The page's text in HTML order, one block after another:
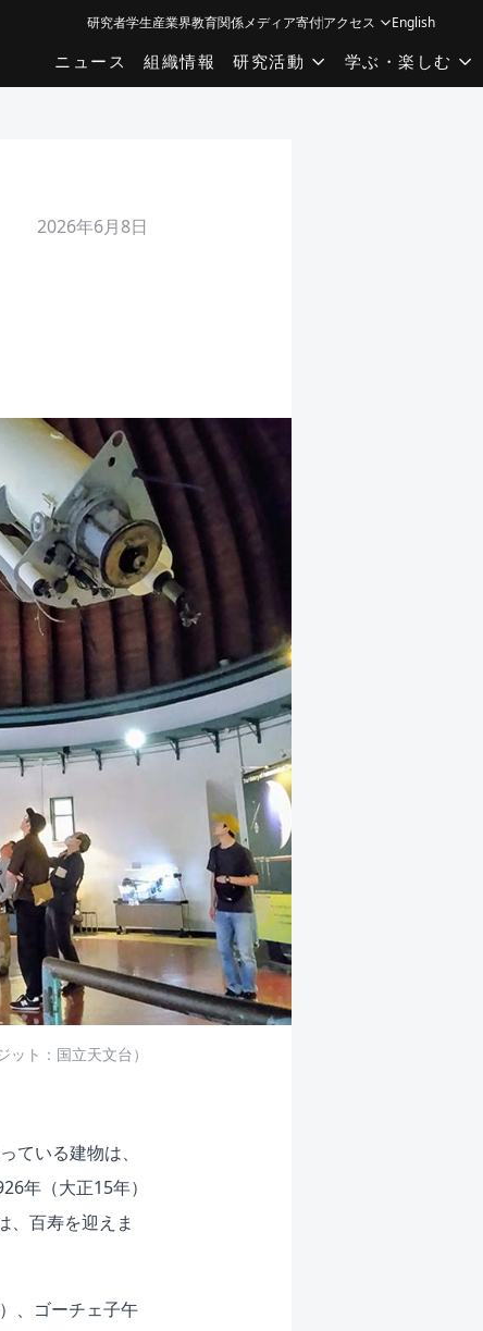
ニュース 組織情報 研究活動 学ぶ・楽しむ
研究者学生産業界教育関係メディア寄付アクセス English
2026年6月8日
ト：国立天文台）
ている建物は、
年（大正15年）
、百寿を迎えま
、ゴーチェ子午